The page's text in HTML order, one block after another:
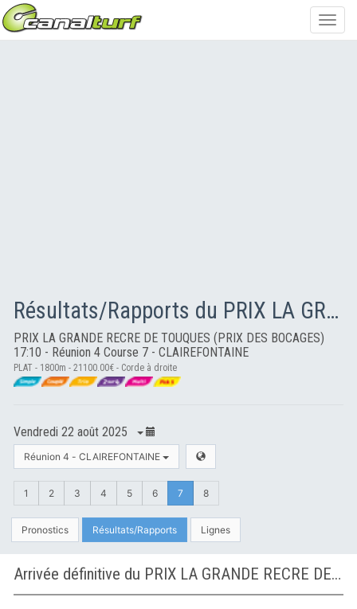
Résultats/Rapports du PRIX LA GRANDE RECRE DE TOUQUES (PRIX DES BOCAGES)
PRIX LA GRANDE RECRE DE TOUQUES (PRIX DES BOCAGES)
17:10 - Réunion 4 Course 7 - CLAIREFONTAINE
PLAT - 1800m - 21100.00€ - Corde à droite
Vendredi 22 août 2025
Réunion 4 - CLAIREFONTAINE
1 2 3 4 5 6 7 8
Pronostics Résultats/Rapports Lignes
Arrivée définitive du PRIX LA GRANDE RECRE DE TOUQUES (PRIX DES BOCAGES) à CLAIREFONTAINE